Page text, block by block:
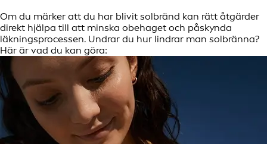
Om du märker att du har blivit solbränd kan rätt åtgärder
direkt hjälpa till att minska obehaget och påskynda
läkningsprocessen. Undrar du hur lindrar man solbränna?
Här är vad du kan göra: